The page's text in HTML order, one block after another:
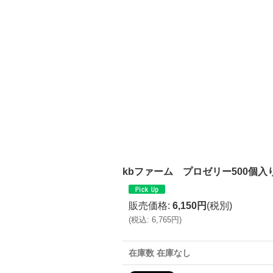
kbファーム プロゼリー500個入
販売価格: 6,150円 (税別)
(税込: 6,765円)
在庫数 在庫なし